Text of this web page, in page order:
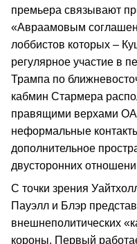
премьера связывают
«Авраамовым
лоббистов которых –
регулярное участие в
Трампа по
кабмин Стармера
правящими верхами
неформальные
дополнительное
двусторонних
С точки зрения
Пауэлл и Блэр
внешнеполитических
короны. Первый